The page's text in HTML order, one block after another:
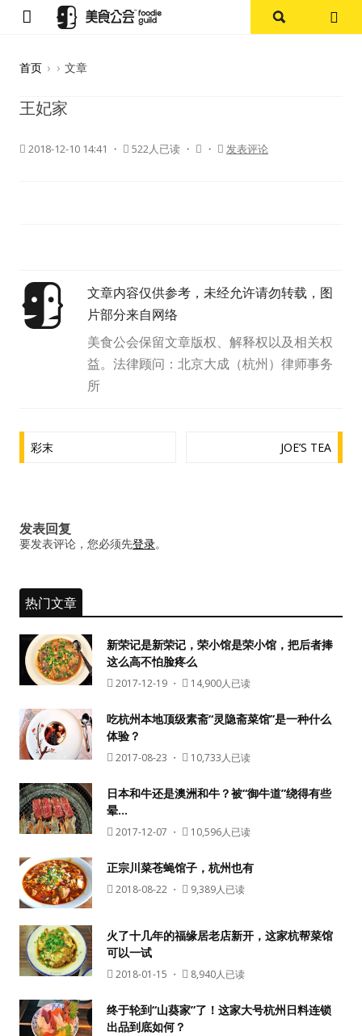
美食杂谈
资讯
首页 › › 文章
王妃家
2018-12-10 14:41 ・ 522人已读 ・ ・ 发表评论
文章内容仅供参考，未经允许请勿转载，图
片部分来自网络
美食公会保留文章版权、解释权以及相关权
益。法律顾问：北京大成（杭州）律师事务
所
章
彩末 JOE’S TEA
发表回复
要发表评论，您必须先登录。
热门文章
新荣记是新荣记，荣小馆是荣小馆，把后者捧
这么高不怕脸疼么
2017-12-19 ・ 14,900人已读
吃杭州本地顶级素斋“灵隐斋菜馆”是一种什么
体验？
2017-08-23 ・ 10,733人已读
日本和牛还是澳洲和牛？被“御牛道”绕得有些
晕…
2017-12-07 ・ 10,596人已读
正宗川菜苍蝇馆子，杭州也有
2018-08-22 ・ 9,389人已读
火了十几年的福缘居老店新开，这家杭帮菜馆
可以一试
2018-01-15 ・ 8,940人已读
终于轮到“山葵家”了！这家大号杭州日料连锁
出品到底如何？